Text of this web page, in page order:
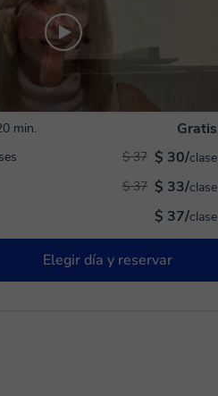
min. Gratis
$ 30/clase
$ 37
$ 33/clase
$ 37
$ 37/clase
Elegir día y reservar